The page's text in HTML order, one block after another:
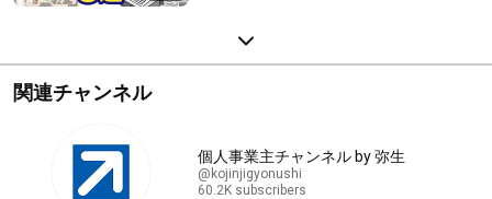
関連チャンネル
個人事業主チャンネル by 弥生
@kojinjigyonushi
60.2K subscribers